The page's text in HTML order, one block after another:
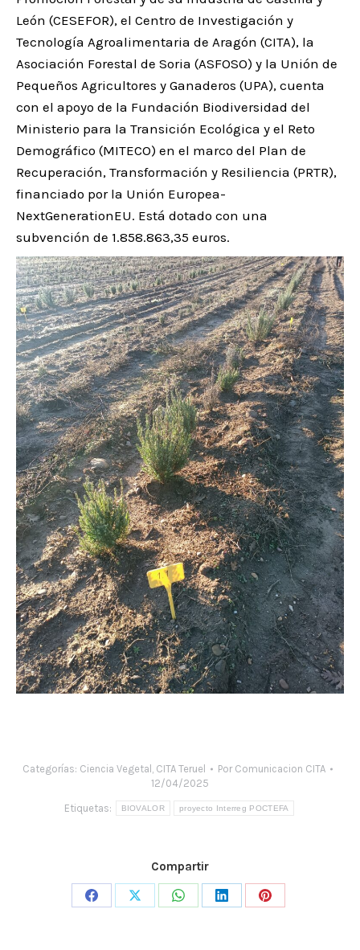
León (CESEFOR), el Centro de Investigación y
Tecnología Agroalimentaria de Aragón (CITA), la
Asociación Forestal de Soria (ASFOSO) y la Unión de
Pequeños Agricultores y Ganaderos (UPA), cuenta
con el apoyo de la Fundación Biodiversidad del
Ministerio para la Transición Ecológica y el Reto
Demográfico (MITECO) en el marco del Plan de
Recuperación, Transformación y Resiliencia (PRTR),
financiado por la Unión Europea-
NextGenerationEU. Está dotado con una
subvención de 1.858.863,35 euros.
Categorías: Ciencia Vegetal , CITA Teruel Por Comunicacion CITA
12/04/2025
Etiquetas: BIOVALOR proyecto Interreg POCTEFA
Compartir
Share
Share
Share
Share
Share